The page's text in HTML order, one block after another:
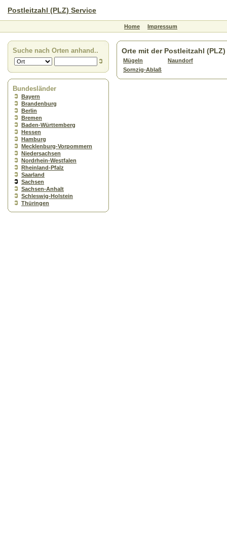
Postleitzahl (PLZ) Service
Home Impressum
Suche nach Orten anhand..
Bundesländer
Bayern
Brandenburg
Berlin
Bremen
Baden-Württemberg
Hessen
Hamburg
Mecklenburg-Vorpommern
Niedersachsen
Nordrhein-Westfalen
Rheinland-Pfalz
Saarland
Sachsen
Sachsen-Anhalt
Schleswig-Holstein
Thüringen
Orte mit der Postleitzahl (PLZ)
Mügeln
Naundorf
Sornzig-Ablaß